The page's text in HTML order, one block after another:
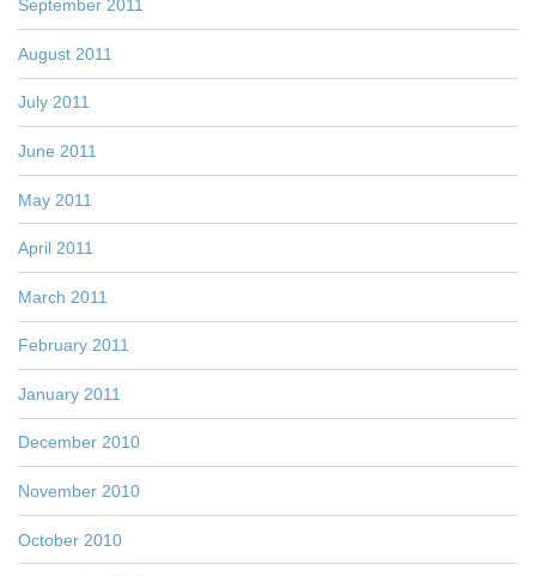
September 2011
August 2011
July 2011
June 2011
May 2011
April 2011
March 2011
February 2011
January 2011
December 2010
November 2010
October 2010